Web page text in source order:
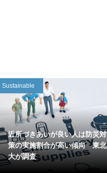
Sustainable
近所づきあいが良い人は防災対
策の実施割合が高い傾向 東北
大が調査